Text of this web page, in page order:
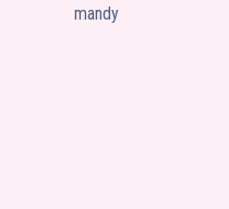
Pilates by Mandy
mandy